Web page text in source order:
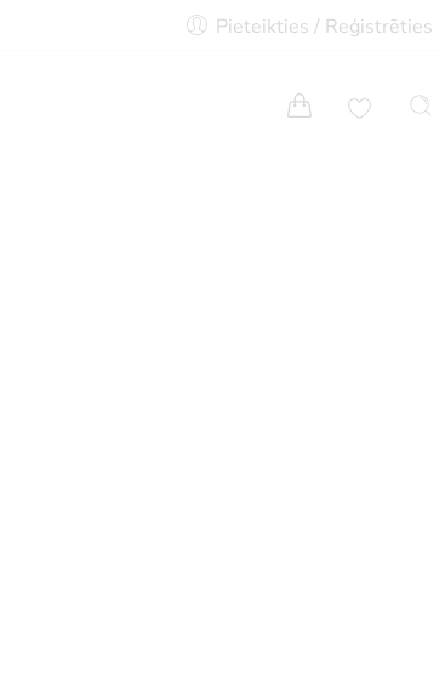
Pieteikties / Reģistrēties